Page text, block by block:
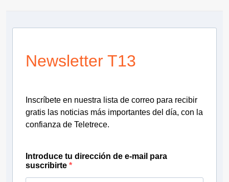
Newsletter T13
Inscríbete en nuestra lista de correo para recibir
gratis las noticias más importantes del día, con la
confianza de Teletrece.
Introduce tu dirección de e-mail para
suscribirte